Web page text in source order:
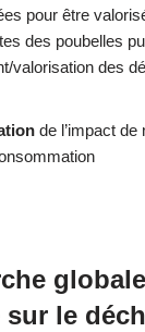
pour être
des poubelles
valorisation des
de l’impact de
sur le